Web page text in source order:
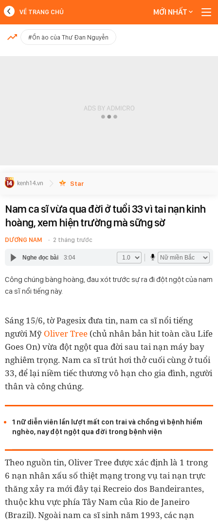
MỚI NHẤT
VỀ TRANG CHỦ MỚI NHẤT
#Ồn ào của Thư Đan Nguyễn
Star
Nam ca sĩ vừa qua đời ở tuổi 33 vì tai nạn kinh
hoàng, xem hiện trường mà sững sờ
DƯƠNG NAM 2 tháng trước
Nghe đọc bài 3:04
Công chúng bàng hoàng, đau xót trước sự ra đi đột ngột của nam
ca sĩ nổi tiếng này.
Sáng 15/6, tờ Pagesix đưa tin, nam ca sĩ nổi tiếng
người Mỹ Oliver Tree (chủ nhân bản hit toàn cầu Life
Goes On) vừa đột ngột qua đời sau tai nạn máy bay
nghiêm trọng. Nam ca sĩ trút hơi thở cuối cùng ở tuổi
33, để lại niềm tiếc thương vô hạn cho gia đình, người
thân và công chúng.
1 nữ diễn viên lần lượt mất con trai và chồng vì bệnh hiểm
nghèo, nay đột ngột qua đời trong bệnh viện
Theo nguồn tin, Oliver Tree được xác định là 1 trong
6 nạn nhân xấu số thiệt mạng trong vụ tai nạn trực
thăng xảy ra mới đây tại Recreio dos Bandeirantes,
thuộc khu vực phía Tây Nam của Rio de Janeiro
(Brazil). Ngoài nam ca sĩ sinh năm 1993, các nạn